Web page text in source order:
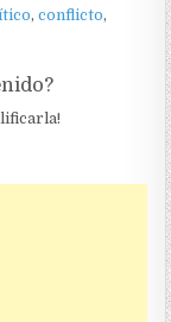
,conflicto,